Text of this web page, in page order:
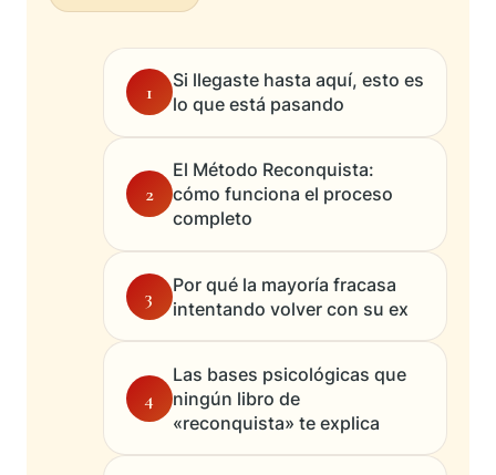
1
Si llegaste hasta aquí, esto es
lo que está pasando
2
El Método Reconquista:
cómo funciona el proceso
completo
3
Por qué la mayoría fracasa
intentando volver con su ex
4
Las bases psicológicas que
ningún libro de
«reconquista» te explica